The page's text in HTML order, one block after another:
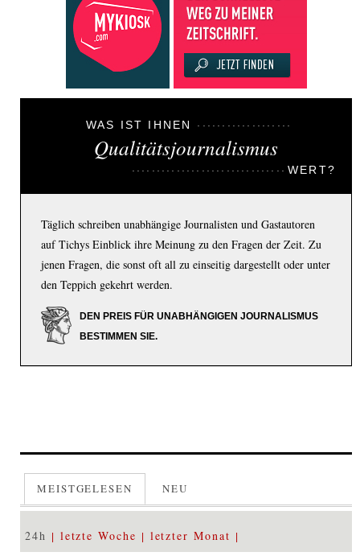
WAS IST IHNEN
Qualitätsjournalismus
WERT?
Täglich schreiben unabhängige Journalisten und Gastautoren
auf Tichys Einblick ihre Meinung zu den Fragen der Zeit. Zu
jenen Fragen, die sonst oft all zu einseitig dargestellt oder unter
den Teppich gekehrt werden.
DEN PREIS FÜR UNABHÄNGIGEN JOURNALISMUS
BESTIMMEN SIE.
MEISTGELESEN NEU
24h letzte Woche letzter Monat